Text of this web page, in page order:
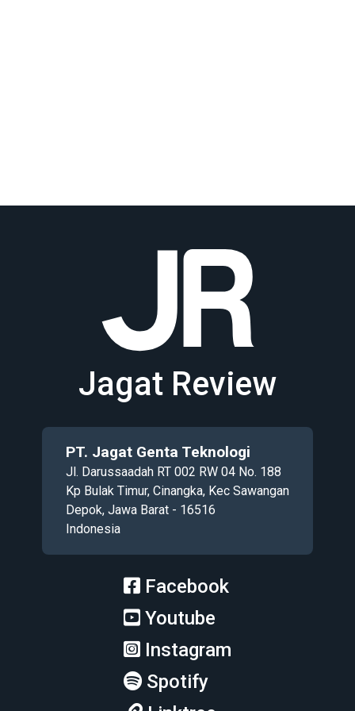
Jagat Review
PT. Jagat Genta Teknologi
Jl. Darussaadah RT 002 RW 04 No. 188
Kp Bulak Timur, Cinangka, Kec Sawangan
Depok, Jawa Barat - 16516
Indonesia
Facebook
Youtube
Instagram
Spotify